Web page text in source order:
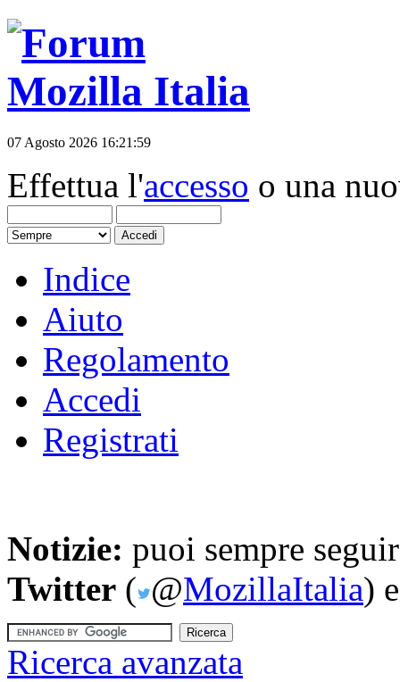
07 Agosto 2026 16:21:59
Effettua l'accesso o una
Indice
Aiuto
Regolamento
Accedi
Registrati
Notizie: puoi sempre
Twitter ( @MozillaItalia)
Ricerca avanzata